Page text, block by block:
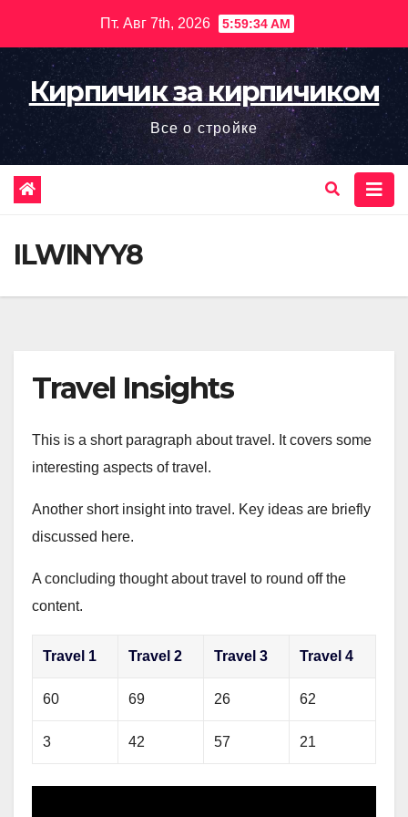
содержимому
Пт. Авг 7th, 2026 5:59:35 AM
Кирпичик за кирпичиком
Все о стройке
ILWINYY8
Travel Insights
This is a short paragraph about travel. It covers some
interesting aspects of travel.
Another short insight into travel. Key ideas are briefly
discussed here.
A concluding thought about travel to round off the
content.
Travel 1 Travel 2 Travel 3 Travel 4
60 69 26 62
3 42 57 21